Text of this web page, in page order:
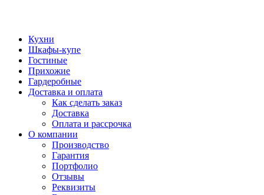
Кухни
Шкафы-купе
Гостиные
Прихожие
Гардеробные
Доставка и оплата
Как сделать заказ
Доставка
Оплата и рассрочка
О компании
Производство
Гарантия
Портфолио
Отзывы
Реквизиты